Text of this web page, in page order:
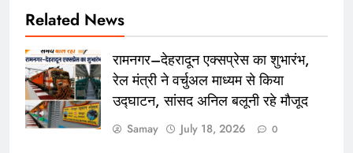
Related News
रामनगर–देहरादून एक्सप्रेस का शुभारंभ,
रेल मंत्री ने वर्चुअल माध्यम से किया
उद्घाटन, सांसद अनिल बलूनी रहे मौजूद
Samay July 18, 2026 0